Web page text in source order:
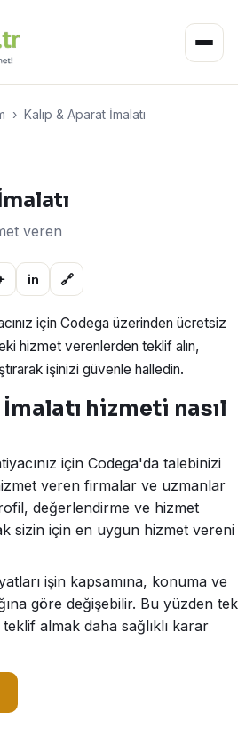
› Kalıp & Aparat İmalatı
veren
in 🔗
için Codega üzerinden ücretsiz
hizmet verenlerden teklif alın,
işinizi güvenle halledin.
hizmeti nasıl
için Codega'da talebinizi
veren firmalar ve uzmanlar
değerlendirme ve hizmet
sizin için en uygun hizmet vereni
işin kapsamına, konuma ve
göre değişebilir. Bu yüzden tek
almak daha sağlıklı karar